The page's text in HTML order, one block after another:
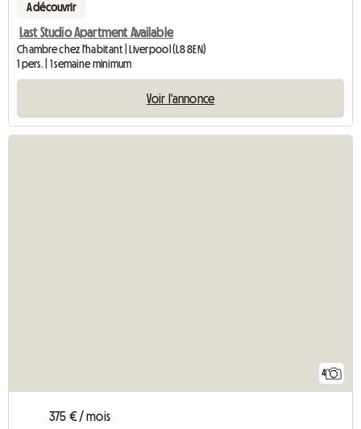
A découvrir
Last Studio Apartment Available
Chambre chez l'habitant | Liverpool (L8 8EN)
1 pers. | 1 semaine minimum
Voir l'annonce
4
375 € / mois